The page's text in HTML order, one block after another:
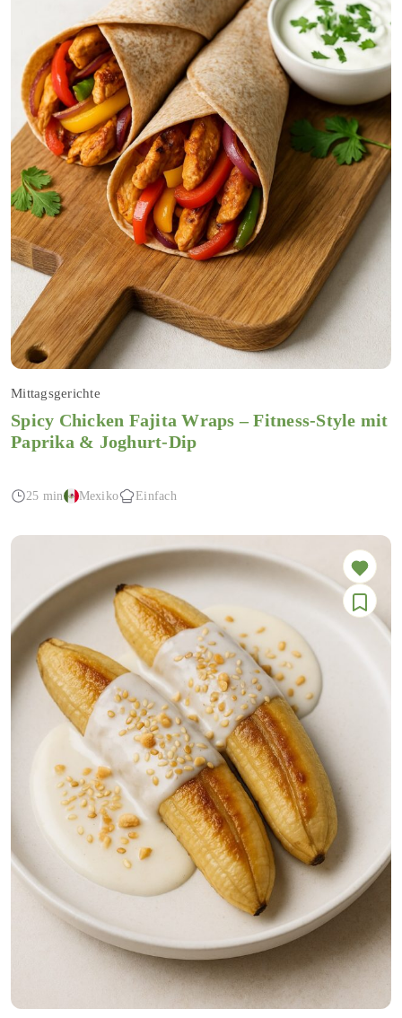
Mittagsgerichte
Spicy Chicken Fajita Wraps – Fitness-Style mit
Paprika & Joghurt-Dip
25 min Mexiko Einfach